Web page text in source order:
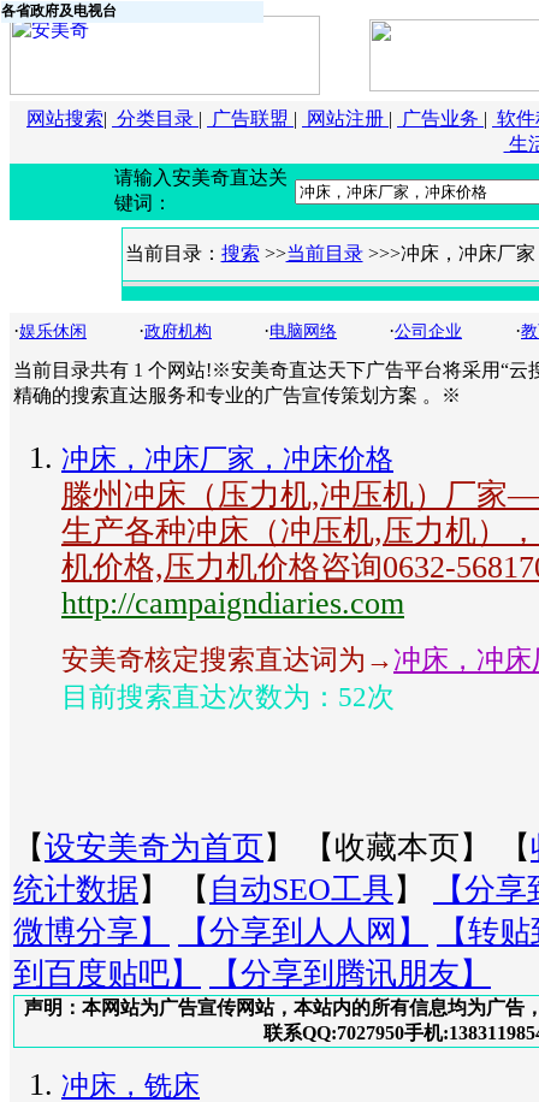
网站搜索| 分类目录 | 广告联盟 | 网站注册 | 广告业务 | 软
生
请输入安美奇直达关
键词：
当前目录： 搜索 >>当前目录>>>冲床，冲床厂家
·娱乐休闲 ·政府机构 ·电脑网络 ·公司企业 ·
当前目录共有 1 个网站!※安美奇直达天下广告平台将采用“云
精确的搜索直达服务和专业的广告宣传策划方案 。※
冲床，冲床厂家，冲床价格
滕州冲床（压力机,冲压机）厂家
生产各种冲床（冲压机,压力机）
机价格,压力机价格咨询0632-
http://campaigndiaries.com
安美奇核定搜索直达词为→ 冲床，冲
目前搜索直达次数为：52次
【设安美奇为首页 】 【 收藏本页 】 【
统计数据 】 【 自动SEO工具 】
【分
微博分享】
【分享到人人网】
【转
到百度贴吧】
【分享到腾讯朋友】
声明：本网站为广告宣传网站，本站内的所有信息均为广告
联系QQ:7027950手机
冲床，铣床
各省政府及电视台